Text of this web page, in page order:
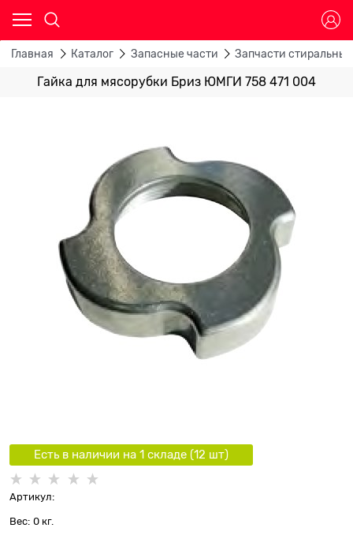
Главная Каталог Запасные части Запчасти
Гайка для мясорубки Бриз ЮМГИ 758 471 004
Есть в наличии на 1 складe (12 шт)
Артикул:
Вес: 0 кг.